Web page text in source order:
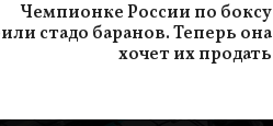
Чемпионке России по боксу
стадо баранов. Теперь она
хочет их продать